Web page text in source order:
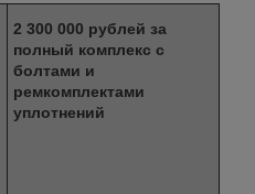
2 300 000 рублей за
полный комплекс с
болтами и
ремкомплектами
уплотнений